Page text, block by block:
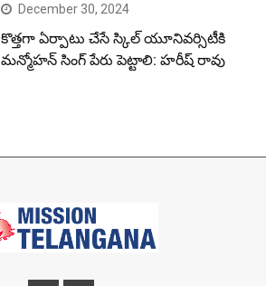
December 30, 2024
కొత్తగా ఏర్పాటు చేసే స్కిల్ యూనివర్సిటీకి
మన్మోహన్ సింగ్ పేరు పెట్టాలి: హరీష్ రావు